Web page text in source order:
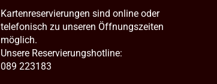
Kartenreservierungen sind online oder
telefonisch zu unseren Öffnungszeiten
möglich.
Unsere Reservierungshotline:
089 223183